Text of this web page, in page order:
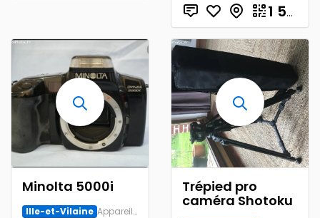
1 550.00
Minolta 5000i
Ille-et-Vilaine Appareil Argentique
Trépied pro
caméra Shotoku